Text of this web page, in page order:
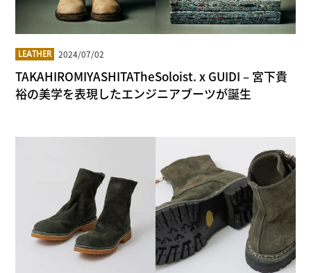
LEATHER 2024/07/02
TAKAHIROMIYASHITATheSoloist. x GUIDI – 宮下貴
裕の美学を表現したエンジニアブーツが誕生